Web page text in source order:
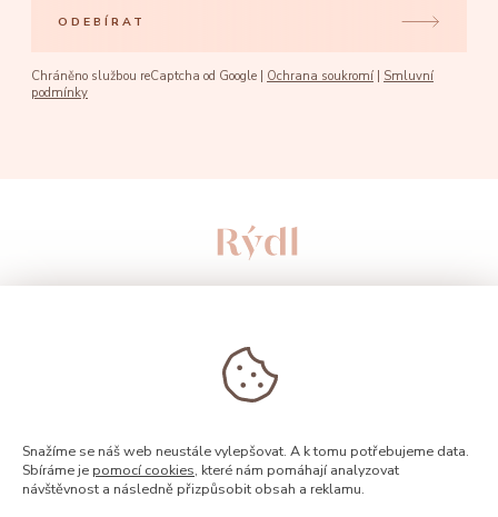
ODEBÍRAT
Chráněno službou reCaptcha od Google | Ochrana soukromí
Smluvní
podmínky
© 2026, Rýdl
Snažíme se náš web neustále vylepšovat. A k tomu potřebujeme data.
Sbíráme je pomocí cookies, které nám pomáhají analyzovat
návštěvnost a následně přizpůsobit obsah a reklamu.